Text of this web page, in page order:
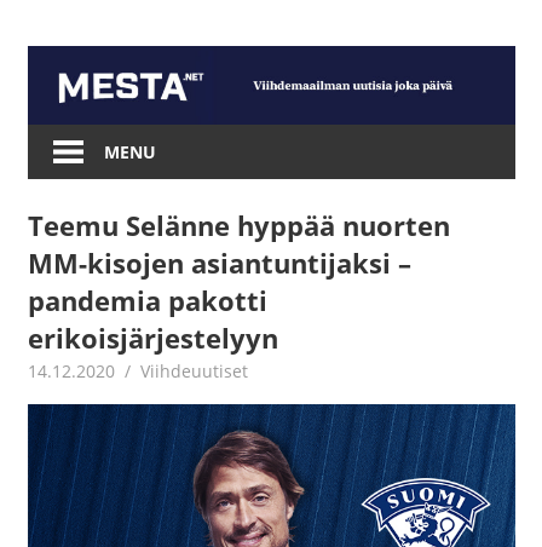
content
Mesta.net
MENU
Teemu Selänne hyppää nuorten
MM-kisojen asiantuntijaksi –
pandemia pakotti
erikoisjärjestelyyn
14.12.2020 Jouni Hirn
Viihdeuutiset